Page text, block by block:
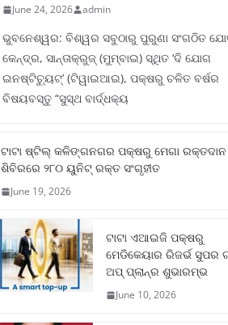
June 24, 2026 admin
ଭୁବନେଶ୍ୱର: ବିଶ୍ୱର ସବୁଠାରୁ ପୁରୁଣା ସଂଗଠିତ
କେନ୍ଦ୍ର, ସାନ୍ତାକ୍ରୁଜ୍ (ମୁମ୍ବାଇ) ସ୍ଥିତ ‘ଦି ଯୋଗ
ଇନଷ୍ଟିଚ୍ୟୁଟ୍‌’ (ଟିୱାଇଆଇ), ପକ୍ଷରୁ ଚଳିତ ବର୍ଷର
ବିଷୟବସ୍ତୁ “ସୁସ୍ଥ ବାର୍ଦ୍ଧକ୍ୟ
ଟାଟା ଷ୍ଟିଲ୍‌ କଳିଙ୍ଗନଗର ପକ୍ଷରୁ ମେଗା ରକ୍ତଦାନ
ଶିବିରରେ ୨୮୦ ୟୁନିଟ୍‌ ରକ୍ତ ସଂଗୃହୀତ
June 19, 2026
ଟାଟା ଏଆଇଜି ପକ୍ଷରୁ
ମେଡିକେୟାର ରିଜର୍ଭ ସୁପର
ଅପ୍ ପ୍ଲାନ୍‌ର ଶୁଭାରମ୍ଭ
June 10, 2026